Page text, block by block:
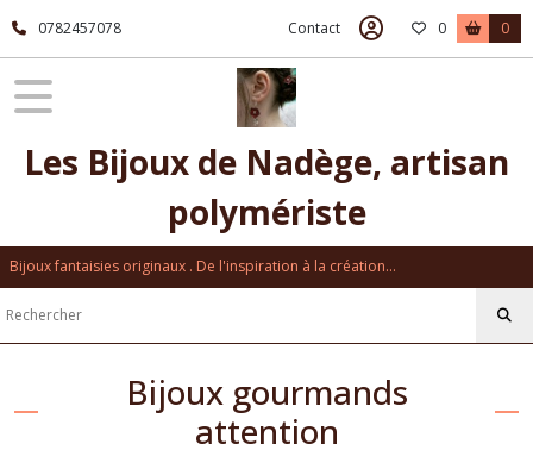
0782457078 Contact 0 0
Les Bijoux de Nadège, artisan
polymériste
Bijoux fantaisies originaux . De l'inspiration à la création...
Bijoux gourmands
attention